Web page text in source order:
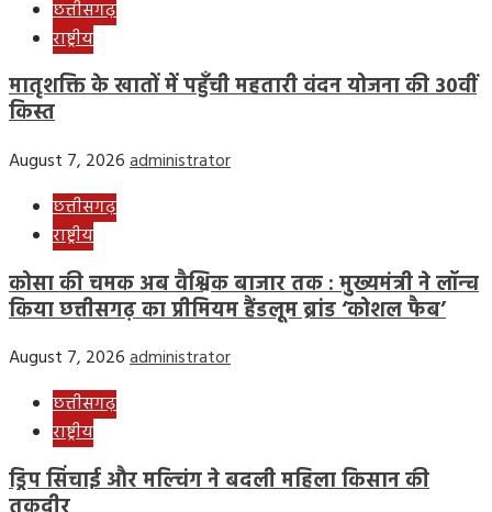
छत्तीसगढ़
राष्ट्रीय
मातृशक्ति के खातों में पहुँची महतारी वंदन योजना की 30वीं
किस्त
August 7, 2026administrator
छत्तीसगढ़
राष्ट्रीय
कोसा की चमक अब वैश्विक बाजार तक : मुख्यमंत्री ने लॉन्च
किया छत्तीसगढ़ का प्रीमियम हैंडलूम ब्रांड ‘कोशल फैब’
August 7, 2026administrator
छत्तीसगढ़
राष्ट्रीय
ड्रिप सिंचाई और मल्चिंग ने बदली महिला किसान की